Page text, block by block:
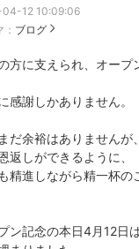
04-12 10:09:06
ブログ
方に支えられ、オープ
感謝しかありません。
だ余裕はありません
返しができるように、
精進しながら精一杯の
ン記念の本日4月12日